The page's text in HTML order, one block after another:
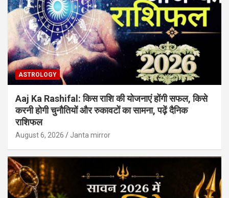
ASTROLOGY
Aaj Ka Rashifal: किस राशि की योजनाएं होंगी सफल, किसे
करनी होगी चुनौतियों और रुकावटों का सामना, पढ़ें दैनिक
राशिफल
August 6, 2026 Janta mirror